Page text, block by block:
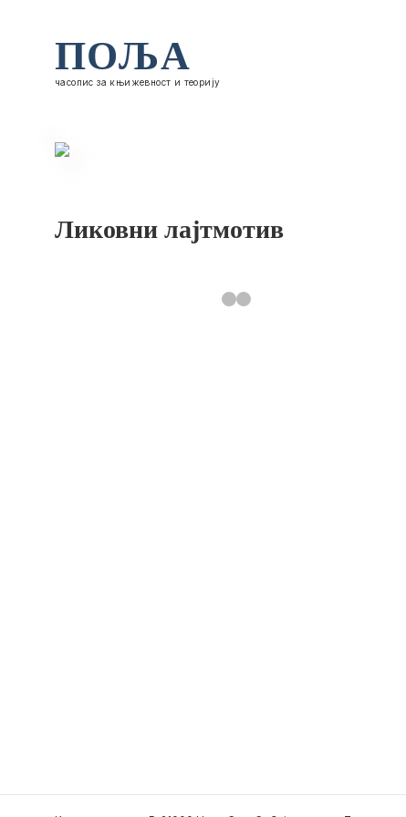
ПОЉА
часопис за књижевност и теорију
Ликовни лајтмотив